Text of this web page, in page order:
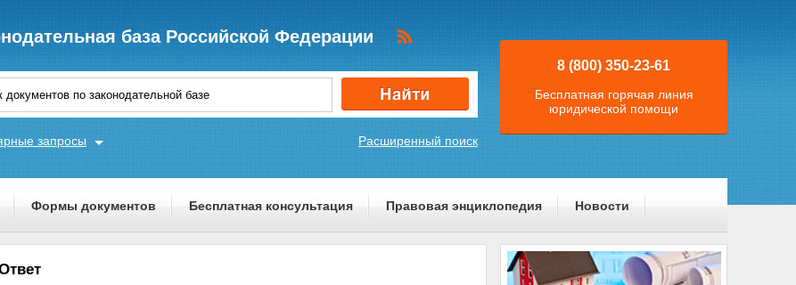
база Российской Федерации
Расширенный поиск
запросы
8 (800) 350-23-61
Бесплатная горячая линия
юридической помощи
Формы документов Бесплатная консультация Правовая энциклопедия Новости